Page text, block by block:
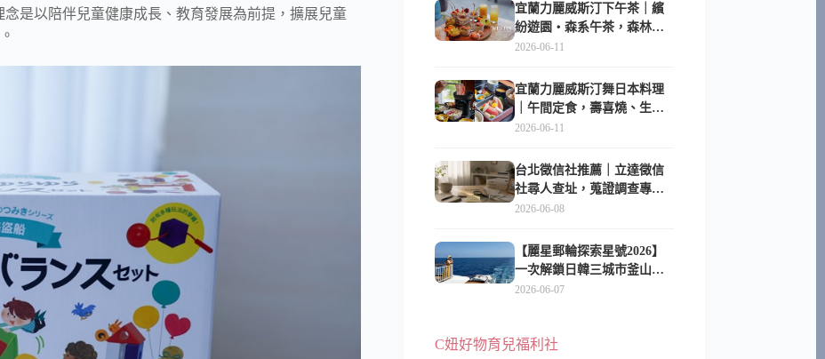
是以陪伴兒童健康成長、教育發展為前提，擴展兒童
宜蘭力麗威斯汀下午茶｜繽
紛遊園・森系午茶，森林系
甜點超好拍
2026-06-11
宜蘭力麗威斯汀舞日本料理
｜午間定食，壽喜燒、生魚
片與日式包廂空間
2026-06-11
台北徵信社推薦｜立達徵信
社尋人查址，蒐證調查專家
陪你找回失聯的家人
2026-06-08
【麗星郵輪探索星號2026】
一次解鎖日韓三城市釜山、
長崎、那霸｜餐點升級、表
2026-06-07
C妞好物育兒福利社